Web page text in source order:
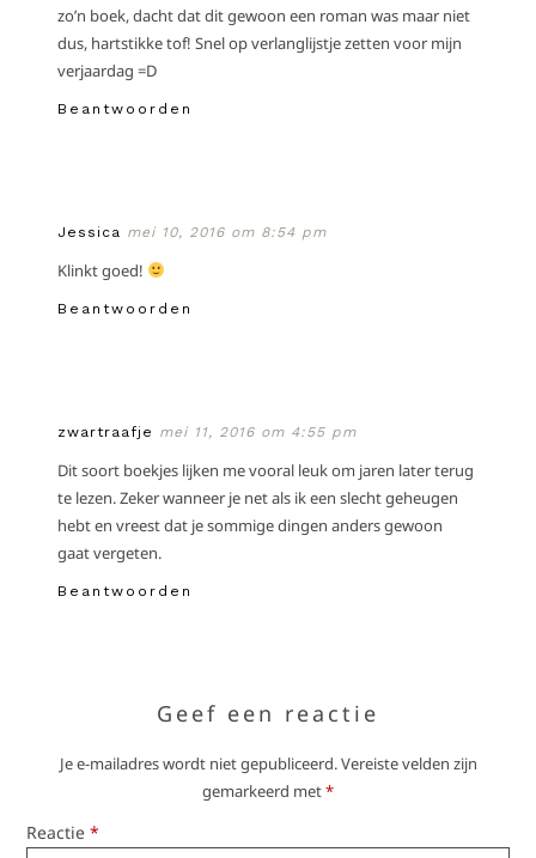
zo’n boek, dacht dat dit gewoon een roman was maar niet
dus, hartstikke tof! Snel op verlanglijstje zetten voor mijn
verjaardag =D
Beantwoorden
Jessica mei 10, 2016 om 8:54 pm
Klinkt goed!
Beantwoorden
zwartraafje mei 11, 2016 om 4:55 pm
Dit soort boekjes lijken me vooral leuk om jaren later terug
te lezen. Zeker wanneer je net als ik een slecht geheugen
hebt en vreest dat je sommige dingen anders gewoon
gaat vergeten.
Beantwoorden
Geef een reactie
Je e-mailadres wordt niet gepubliceerd.Vereiste velden zijn
gemarkeerd met*
Reactie*